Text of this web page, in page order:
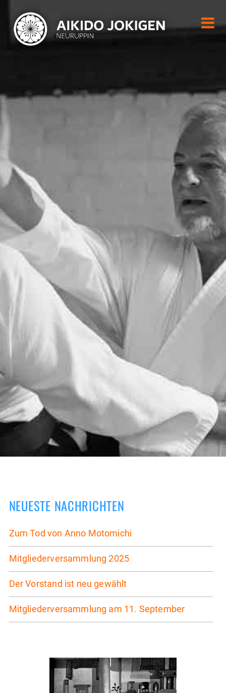
NEUESTE NACHRICHTEN
Zum Tod von Anno Motomichi
Mitgliederversammlung 2025
Der Vorstand ist neu gewählt
Mitgliederversammlung am 11. September